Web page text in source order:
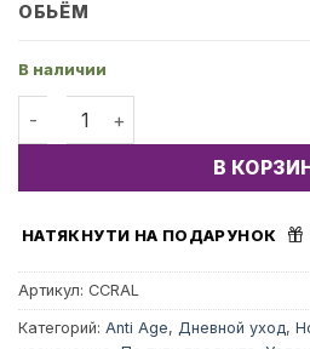
ОБЬЁМ
В наличии
Количество товара Liposom
В
НАТЯКНУТИ НА ПОДАРУНОК
Артикул: CCRAL
Категорий: Anti Age, Дневной уход,